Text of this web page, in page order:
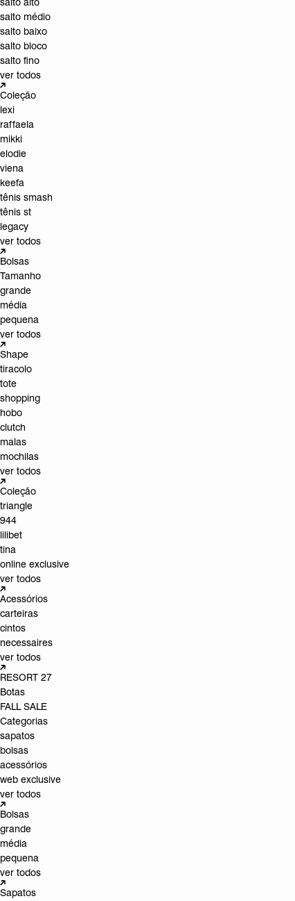
salto médio
salto baixo
salto bloco
salto fino
ver todos
Coleção
lexi
raffaela
mikki
elodie
viena
keefa
tênis smash
tênis st
legacy
ver todos
Bolsas
Tamanho
grande
média
pequena
ver todos
Shape
tiracolo
tote
shopping
hobo
clutch
malas
mochilas
ver todos
Coleção
triangle
944
lilibet
tina
online exclusive
ver todos
Acessórios
carteiras
cintos
necessaires
ver todos
RESORT 27
Botas
FALL SALE
Categorias
sapatos
bolsas
acessórios
web exclusive
ver todos
Bolsas
grande
média
pequena
ver todos
Sapatos